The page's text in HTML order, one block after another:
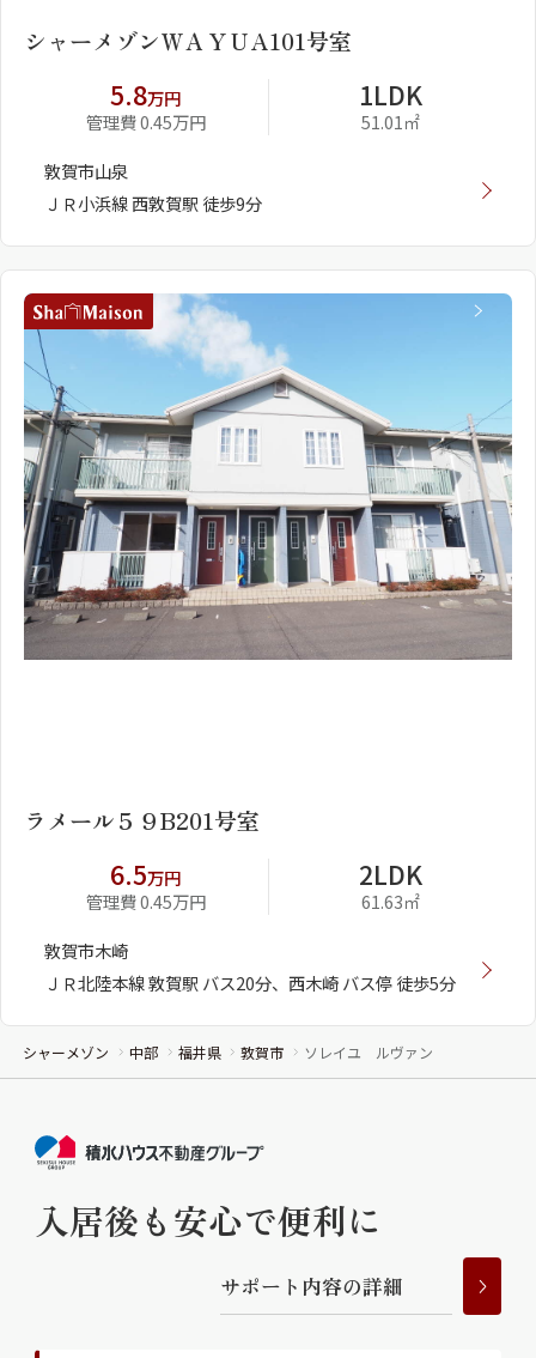
シャーメゾンＷＡＹＵA101号室
5.8万円
管理費 0.45万円
1LDK
51.01㎡
敦賀市山泉
ＪＲ小浜線 西敦賀駅 徒歩9分
ラメール５９B201号室
6.5万円
管理費 0.45万円
2LDK
61.63㎡
敦賀市木崎
ＪＲ北陸本線 敦賀駅 バス20分、西木崎 バス停 徒歩5分
シャーメゾン 中部 福井県 敦賀市 ソレイユ ルヴァン
入居後も安心で便利に
サポー ト 内容の詳細